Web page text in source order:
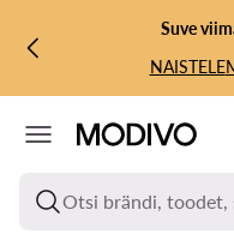
LIIGU PÕHISISU JUURDE
MINE OTSINGUSSE
Suve
NAISTELE
Otsi brändi, toodet,